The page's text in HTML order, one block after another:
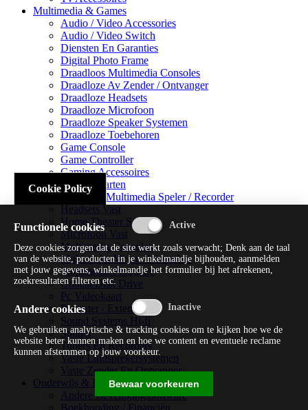
Multimedia & Games
Audio / Video Accessories
Audio / Video Switch
Diensten En Garanties
Digital Photo Frame
Draadloos Multimedia Consoles
Draadloze Av Zender / Ontvanger
Draadloze Headsets
Draadloze Microfoon
Draadloze Speaker Systemen
Draadloze Toebehoren
Game Console
Game Controller
Gaming Accessoires
Geluidskaarten
Handheld Multimedia Speler / Recorder
Headsets Vast
Home Theater Systems
Microfoon Vast
Multimedia Consoles
Multimedia Mixer / Versterker
Multimedia Productie
Optical Disk Drive
Pc Videokaart
Repeater / Extender
Sound Systems Hi-fi
Splitter
Tuners En Recorders
Vaste Luidsprekersystemen
Vaste Zender En Ontvanger
Onderwijs & Recreatie
Andere Beveiligingssoftware
Cookie Policy
Functionele cookies
Deze cookies zorgen dat de site werkt zoals verwacht; Denk aan de taal
van de website, producten in je winkelmandje bijhouden, aanmelden
met jouw gegevens, winkelmandje het formulier bij het afrekenen,
zoekresultaten filteren etc.
Andere cookies
We gebruiken analytische & tracking cookies om te kijken hoe we de
website beter kunnen maken en hoe we content en eventuele reclame
kunnen afstemmen op jouw voorkeur.
Bewaar voorkeuren